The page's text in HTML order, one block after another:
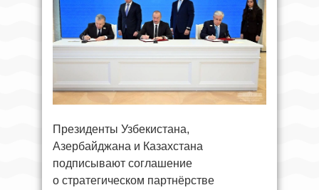
Президенты Узбекистана,
Азербайджана и Казахстана
подписывают соглашение
о стратегическом партнёрстве